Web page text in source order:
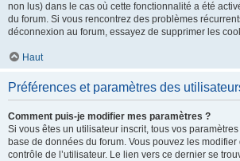
non lus) dans le cas où cette fonctionnalité a été
du forum. Si vous rencontrez des problèmes
déconnexion au forum, essayez de supprimer les
Haut
Préférences et paramètres des
Comment puis-je modifier mes paramètres ?
Si vous êtes un utilisateur inscrit, tous vos
base de données du forum. Vous pouvez les
contrôle de l’utilisateur. Le lien vers ce dernier se